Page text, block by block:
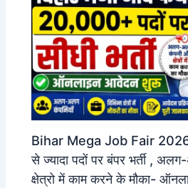
Bihar Mega Job Fair 2026
से ज्यादा पदों पर बंपर भर्ती ,
क्षेत्रो में काम करने के मौका-